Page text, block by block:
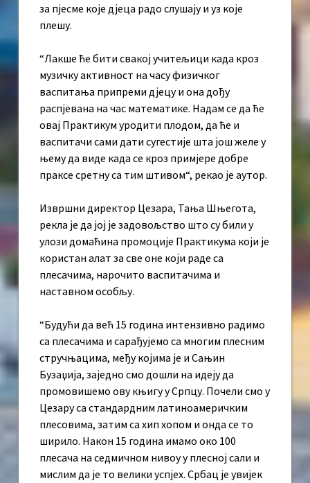
за пјесме које дјеца радо слушају и уз које
плешу.
“Лакше ће бити свакој учитељици када кроз
музичку активност на часу физичког
васпитања припреми дјецу и она дођу
распјевана на час математике. Надам се да ће
овај Практикум уродити плодом, да ће и
васпитачи сами дати сугестије шта још желе у
њему да виде када се кроз примјере добре
праксе сретну са тим штивом“, рекао је аутор.
Извршни директор Цезара, Тања Шњегота,
рекла је да јој је задовољство што су били у
улози домаћина промоције Практикума који је
користан алат за све оне који раде са
плесачима, нарочито васпитачима и
наставном особљу.
“Будући да већ 15 година интензивно радимо
са плесачима и сарађујемо са многим плесним
стручњацима, међу којима је и Сањин
Бузаџија, заједно смо дошли на идеју да
промовишемо ову књигу у Српцу. Почели смо у
Цезару са стандардним латиноамеричким
плесовима, затим са хип хопом и онда се то
ширило. Након 15 година имамо око 100
плесача на седмичном нивоу у плесној сали и
мислим да је то велики успјех. Србац је увијек